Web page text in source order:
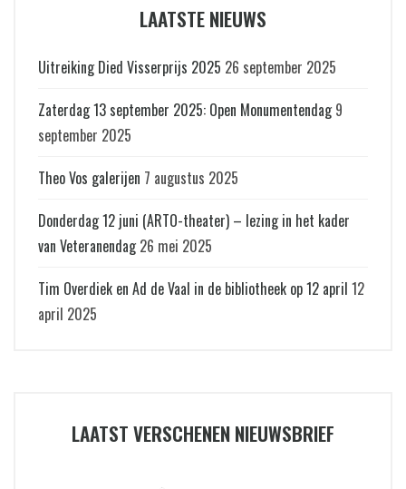
LAATSTE NIEUWS
Uitreiking Died Visserprijs 2025 26 september 2025
Zaterdag 13 september 2025: Open Monumentendag 9
september 2025
Theo Vos galerijen 7 augustus 2025
Donderdag 12 juni (ARTO-theater) – lezing in het kader
van Veteranendag 26 mei 2025
Tim Overdiek en Ad de Vaal in de bibliotheek op 12 april 12
april 2025
LAATST VERSCHENEN NIEUWSBRIEF